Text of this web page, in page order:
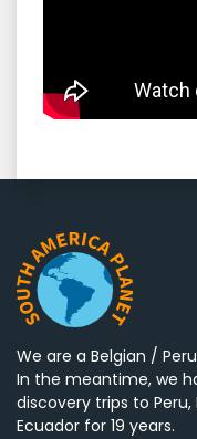
We are a Belgian /
In the meantime, we
discovery trips to
Ecuador for 19 years.